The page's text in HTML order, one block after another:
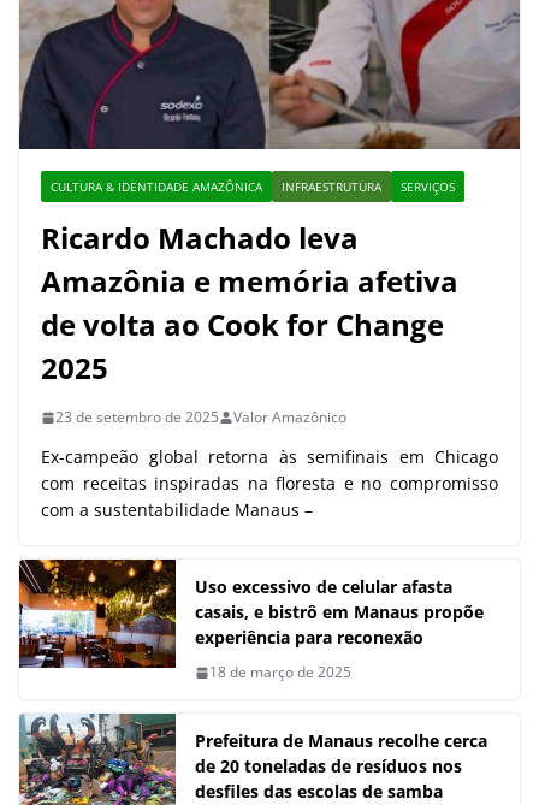
CULTURA & IDENTIDADE AMAZÔNICA INFRAESTRUTURA SERVIÇOS
Ricardo Machado leva
Amazônia e memória afetiva
de volta ao Cook for Change
2025
23 de setembro de 2025 Valor Amazônico
Ex-campeão global retorna às semifinais em Chicago
com receitas inspiradas na floresta e no compromisso
com a sustentabilidade Manaus –
Uso excessivo de celular afasta
casais, e bistrô em Manaus propõe
experiência para reconexão
18 de março de 2025
Prefeitura de Manaus recolhe cerca
de 20 toneladas de resíduos nos
desfiles das escolas de samba